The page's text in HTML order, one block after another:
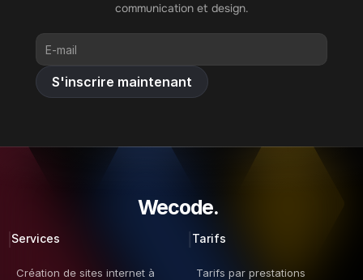
communication et design.
S'inscrire maintenant
Wecode.
Services
Création de sites internet à
Tarifs
Tarifs par prestations